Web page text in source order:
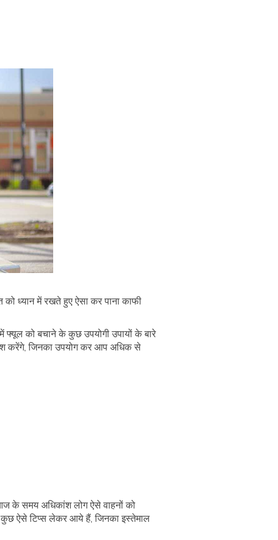
ध्यान में रखते हुए ऐसा कर पाना काफी
को बचाने के कुछ उपयोगी उपायों के बारे
करेंगे, जिनका उपयोग कर आप अधिक से
के समय अधिकांश लोग ऐसे वाहनों को
कुछ ऐसे टिप्स लेकर आये हैं, जिनका इस्तेमाल